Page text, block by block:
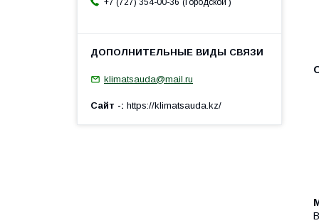
+7 (727) 354-00-36
Городской
klimatsauda@mail.ru
Сайт - https://klimatsauda.kz/